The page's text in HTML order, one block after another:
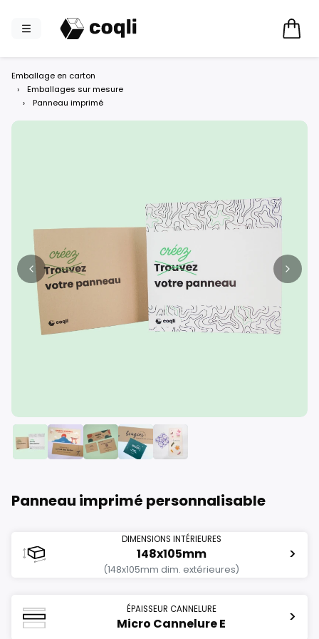
Emballage en carton
›
Emballages sur mesure
›
Panneau imprimé
Panneau imprimé personnalisable
DIMENSIONS INTÉRIEURES
148x105mm
(148x105mm dim. extérieures)
>
longueur
min:
ÉPAISSEUR CANNELURE
Micro Cannelure E >